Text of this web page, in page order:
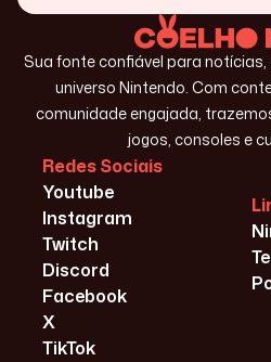
Sua fonte confiável para
universo Nintendo. Com
comunidade engajada,
jogos, consoles e
Redes Sociais
Youtube
Instagram
Twitch
Discord
Facebook
X
TikTok